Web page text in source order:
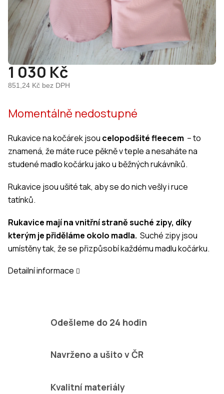
1 030 Kč
851,24 Kč bez DPH
cena:
Momentálně nedostupné
Rukavice na kočárek jsou celopodšité fleecem – to
znamená, že máte ruce pěkně v teple a nesaháte na
studené madlo kočárku jako u běžných rukávníků.
Rukavice jsou ušité tak, aby se do nich vešly i ruce
tatínků.
Rukavice mají na vnitřní straně suché zipy, díky
kterým je přiděláme okolo madla. Suché zipy jsou
umístěny tak, že se přizpůsobí každému madlu kočárku.
Detailní informace
Odešleme do 24 hodin
Navrženo a ušito v ČR
Kvalitní materiály